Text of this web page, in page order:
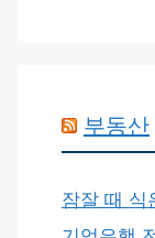
부동산
잠잘 때 식